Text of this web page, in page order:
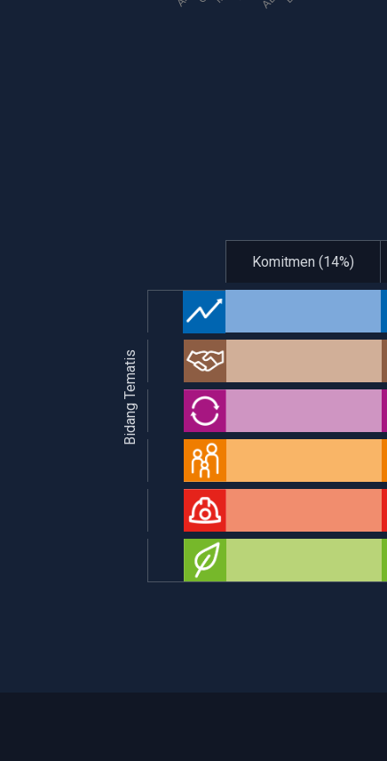
Bidang Tematis
Komitmen (14%)